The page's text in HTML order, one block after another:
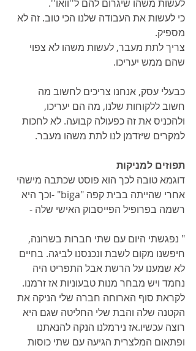
לעשות משהו שיגרום להם ל''וואו''.
כי לעשות את העבודה שלנו הכי טוב. זה לא
מספיק.
צריך לתת מעבר, לעשות משהו לא צפוי
שהם ממש יעריכו.
כבעלי עסק, אנחנו צריכים לחשוב מה
חשוב ללקוחות שלנו, מה הם יעריכו,
ולהכניס את זה כפעולה קבועה. לא לחכות
למקרים שיזדמן לנו לתת משהו מעבר.
תפוזים למניקות
דוגמא טובה לכך הוא פוסט שכתבה מישהי
אחרי שהייתה בבית קפה "biga" -וכך היא
רשמה בפרופיל הפייסבוק האישי שלה -
" נפגשתי היום עם שתי חברות בשרונה,
חיפשנו מקום לשבת ונכנסנו לביגה. בחיים
לא שמענו על הרשת אבל התפריט היה
נחמד ויש מבחר מנות טבעוניות אז זרמנו.
לקראת סוף הארוחה חברה שלי הניקה את
הקטנה שלה והבת שלי החליטה שגם היא
רוצה עכשיו.אז נירמלנו הנקה להנאתנו
ופתאום המלצרית הגיעה עם שתי כוסות